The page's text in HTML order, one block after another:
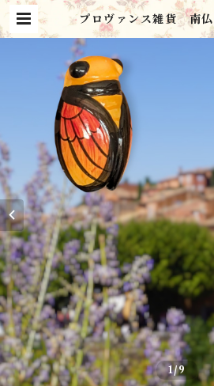
プロヴァンス雑貨 南
セミのオブジェ / プチ
レンジ／ お守り・陶器
ル・ミルフィーユ
1/9